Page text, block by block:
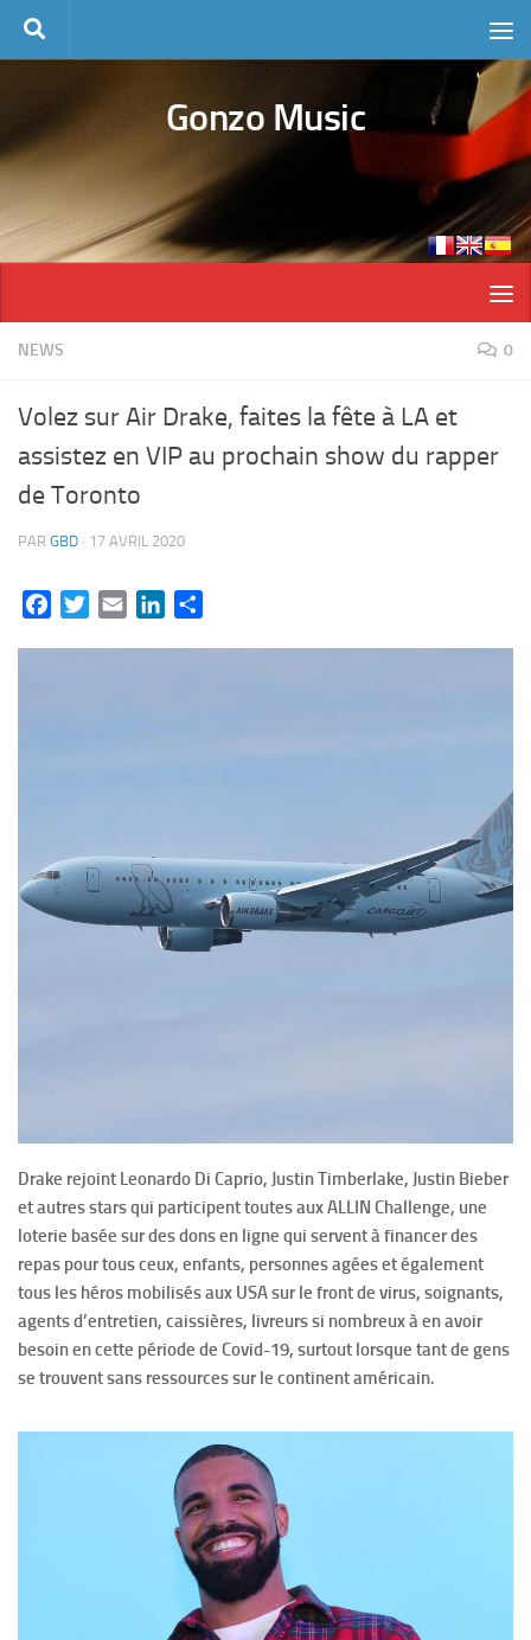
Skip to content
Gonzo Music
NEWS 0
Volez sur Air Drake, faites la fête à LA et
assistez en VIP au prochain show du rapper
de Toronto
PAR GBD · 17 AVRIL 2020
FacebookTwitterEmail LinkedIn
Drake rejoint Leonardo Di Caprio, Justin Timberlake, Justin Bieber
et autres stars qui participent toutes aux ALLIN Challenge, une
loterie basée sur des dons en ligne qui servent à financer des
repas pour tous ceux, enfants, personnes agées et également
tous les héros mobilisés aux USA sur le front de virus, soignants,
agents d’entretien, caissières, livreurs si nombreux à en avoir
besoin en cette période de Covid-19, surtout lorsque tant de gens
se trouvent sans ressources sur le continent américain.